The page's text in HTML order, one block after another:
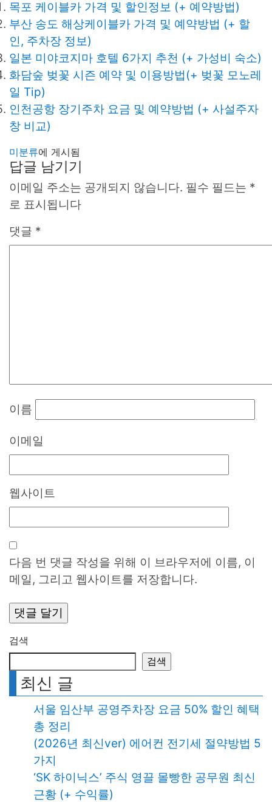
목포 케이블카 가격 및 할인정보 (+ 예약방법)
부산 송도 해상케이블카 가격 및 예약방법 (+ 할
인, 주차장 정보)
일본 미야코지마 호텔 6가지 추천 (+ 가성비 숙소)
화담숲 벚꽃 시즌 예약 및 이용방법(+ 벚꽃 모노레
일 Tip)
인천공항 장기주차 요금 및 예약방법 (+ 사설주자
창 비교)
미분류에 게시됨
답글 남기기
이메일 주소는 공개되지 않습니다. 필수 필드는 *
로 표시됩니다
댓글 *
이름
이메일
웹사이트
다음 번 댓글 작성을 위해 이 브라우저에 이름, 이
메일, 그리고 웹사이트를 저장합니다.
검색
검색
최신 글
서울 임산부 공영주차장 요금 50% 할인 혜택
총 정리
(2026년 최신ver) 에어컨 전기세 절약방법 5
가지
‘SK 하이닉스’ 주식 영끌 몰빵한 공무원 최신
근황 (+ 수익률)